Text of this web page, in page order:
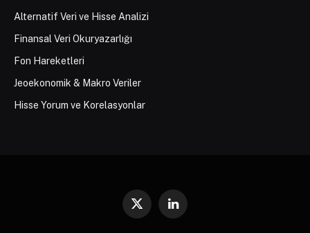
Alternatif Veri ve Hisse Analizi
Finansal Veri Okuryazarlığı
Fon Hareketleri
Jeoekonomik & Makro Veriler
Hisse Yorum ve Korelasyonlar
X
LinkedIn